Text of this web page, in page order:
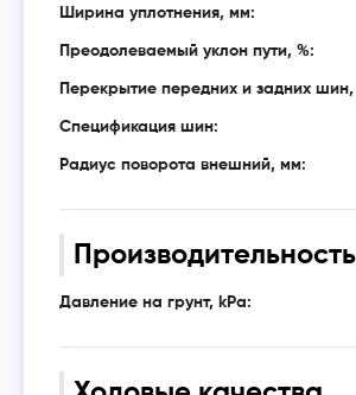
Ширина уплотнения, мм:
Преодолеваемый уклон пути, %:
Перекрытие передних и задних
Спецификация шин:
Радиус поворота внешний, мм:
Производительность
Давление на грунт, kPa: